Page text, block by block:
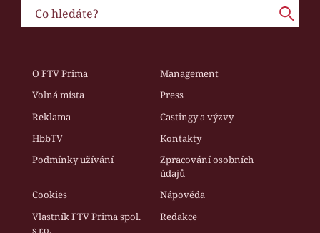
O FTV Prima
Management
Volná místa
Press
Reklama
Castingy a výzvy
HbbTV
Kontakty
Podmínky užívání
Zpracování osobních
údajů
Cookies
Nápověda
Vlastník FTV Prima spol.
s r.o.
Redakce